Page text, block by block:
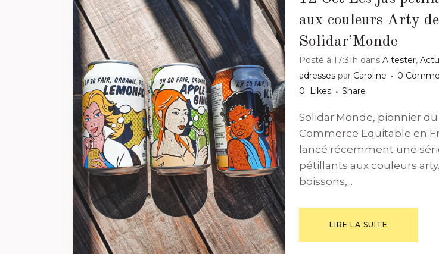
aux couleurs Arty de
Solidar’Monde
Posté à 17:31h dans A tester,
adresses par Caroline
0
0
Likes Share
Solidar'Monde, pionnier du
Commerce Equitable en
lancé récemment une
pétillants aux couleurs
boissons,...
LIRE LA SUITE